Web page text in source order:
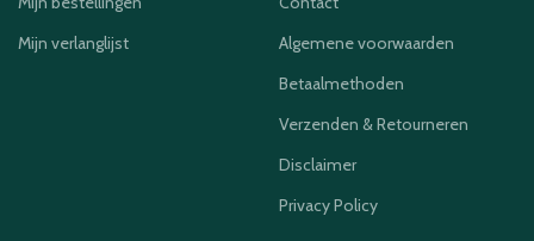
Mijn verlanglijst
Algemene voorwaarden
Betaalmethoden
Verzenden & Retourneren
Disclaimer
Privacy Policy